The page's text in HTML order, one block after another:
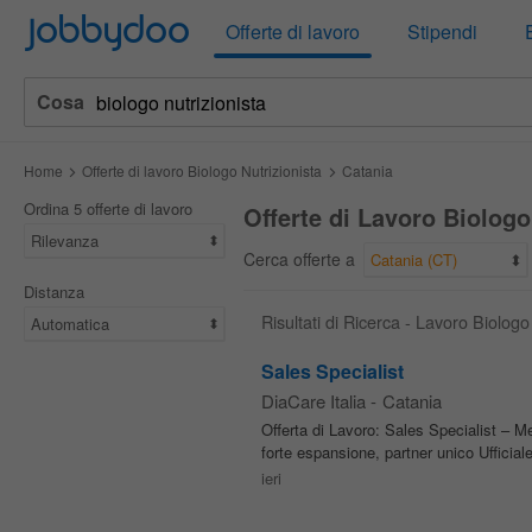
Jobbydoo Offerte di lavoro Stipendi
Cosa
Home Offerte di lavoro Biologo Nutrizionista Catania
Ordina 5 offerte di lavoro
Rilevanza
Distanza
Automatica
Offerte di Lavoro
Cerca offerte a Catania (CT)
Risultati di Ricerca - Lavoro
Sales Specialist
DiaCare Italia - Catania
Offerta di Lavoro: Sales Specialist –
forte espansione, partner unico
ieri